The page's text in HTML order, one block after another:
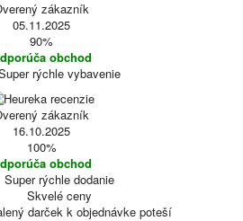
zákazník
05.11.2025
90%
obchod
rýchle vybavenie
zákazník
16.10.2025
100%
obchod
Super rýchle dodanie
Skvelé ceny
darček k objednávke poteší